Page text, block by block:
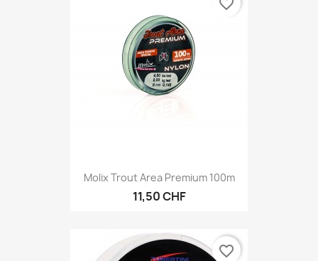
Molix Trout Area Premium 100m
11,50 CHF
favorite_border
favorite_border